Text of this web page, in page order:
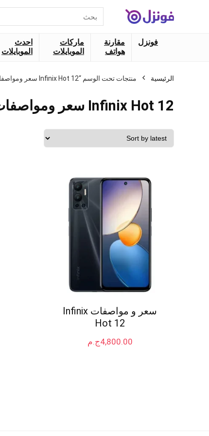
عن:
فونزل
مقارنة
هواتف
ماركات
الموبايلات
احدث
الموبايلات
الرئيسية منتجات تحت الوسم “Infinix Hot 12 سعر ومواصفات”
Infinix Hot 12 سعر ومواصفات
سعر و مواصفات Infinix
Hot 12
ج.م4,800.00